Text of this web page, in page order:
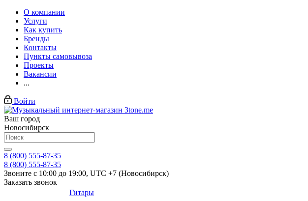
О компании
Услуги
Как купить
Бренды
Контакты
Пункты самовывоза
Проекты
Вакансии
...
Войти
Ваш город
Новосибирск
8 (800) 555-87-35
8 (800) 555-87-35
Звоните с 10:00 до 19:00, UTC +7 (Новосибирск)
Заказать звонок
Гитары